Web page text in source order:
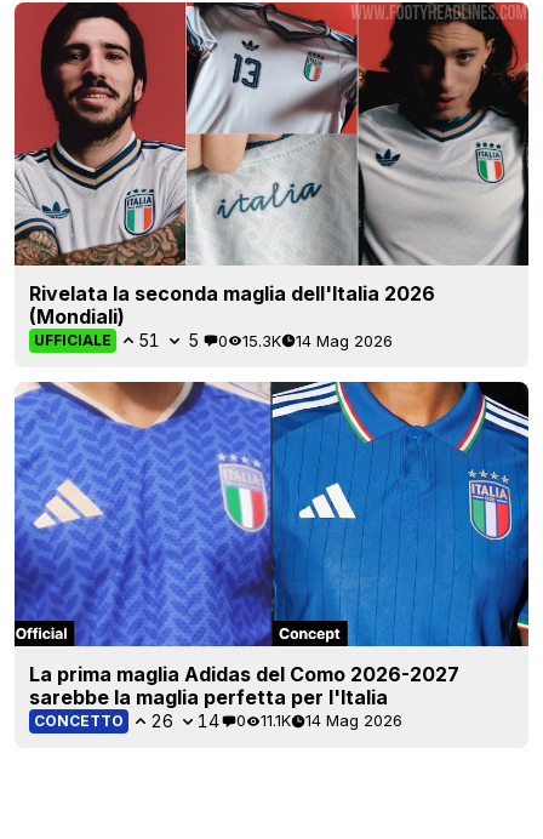
Rivelata la seconda maglia dell'Italia 2026
(Mondiali)
UFFICIALE 51 5 0 15.3K 14 Mag 2026
La prima maglia Adidas del Como 2026-2027
sarebbe la maglia perfetta per l'Italia
CONCETTO 26 14 0 11.1K 14 Mag 2026